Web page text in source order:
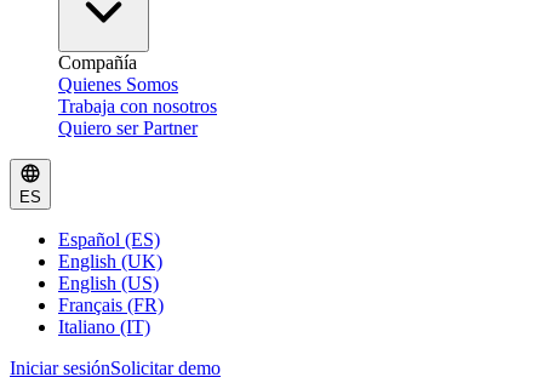
Compañía
Quienes Somos
Trabaja con nosotros
Quiero ser Partner
ES
Español (ES)
English (UK)
English (US)
Français (FR)
Italiano (IT)
Iniciar sesiónSolicitar demo